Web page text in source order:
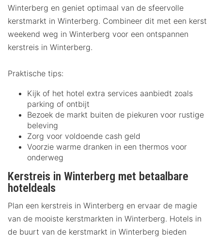
Winterberg en geniet optimaal van de sfeervolle
kerstmarkt in Winterberg. Combineer dit met een kerst
weekend weg in Winterberg voor een ontspannen
kerstreis in Winterberg.
Praktische tips:
Kijk of het hotel extra services aanbiedt zoals
parking of ontbijt
Bezoek de markt buiten de piekuren voor rustige
beleving
Zorg voor voldoende cash geld
Voorzie warme dranken in een thermos voor
onderweg
Kerstreis in Winterberg met betaalbare
hoteldeals
Plan een kerstreis in Winterberg en ervaar de magie
van de mooiste kerstmarkten in Winterberg. Hotels in
de buurt van de kerstmarkt in Winterberg bieden